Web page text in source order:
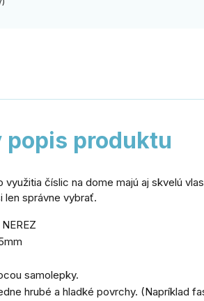
popis produktu
využitia číslic na dome majú aj skvelú
len správne vybrať.
samolepky.
hrubé a hladké povrchy. (Napríklad